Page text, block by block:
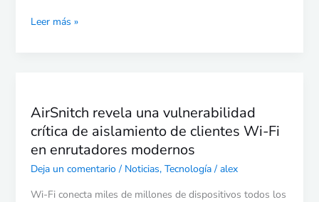
Leer más »
AirSnitch revela una vulnerabilidad
crítica de aislamiento de clientes Wi-Fi
en enrutadores modernos
Deja un comentario / Noticias, Tecnología/ alex
Wi-Fi conecta miles de millones de dispositivos todos los
una
vulnerabilidad
crítica
de
aislamiento
de